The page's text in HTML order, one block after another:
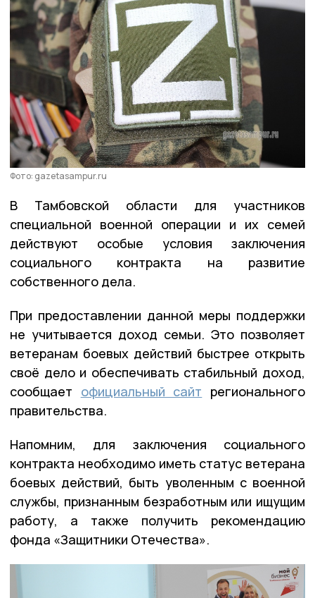
Фото: gazetasampur.ru
В Тамбовской области для участников
специальной военной операции и их семей
действуют особые условия заключения
социального контракта на развитие
собственного дела.
При предоставлении данной меры поддержки
не учитывается доход семьи. Это позволяет
ветеранам боевых действий быстрее открыть
своё дело и обеспечивать стабильный доход,
сообщает официальный сайт регионального
правительства.
Напомним, для заключения социального
контракта необходимо иметь статус ветерана
боевых действий, быть уволенным с военной
службы, признанным безработным или ищущим
работу, а также получить рекомендацию
фонда «Защитники Отечества».